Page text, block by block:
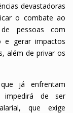
devastadoras
o combate ao
pessoas com
e gerar impactos
além de privar os
já enfrentam
impedirá de ser
que exige